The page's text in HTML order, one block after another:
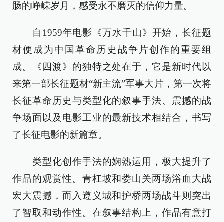
肠的峥嵘岁月，感受永不磨灭的信仰力量。
自1959年电影《万水千山》开始，长征题
材便成为中国革命历史战争片创作的重要组
成。《四渡》的独特之处在于，它是新时代以
来第一部长征题材“新主流”军事大片，第一次将
长征革命历史与类型化的叙事手法、震撼的战
争场面以及电影工业的最新技术相结合，书写
了长征电影的新篇章。
类型化创作手法的娴熟运用，极大提升了
作品的观赏性。青杠坡和娄山关两场浴血大战
宏大震撼，而入遵义城和护桥两场战斗则突出
了智取和动作性。在叙事结构上，作品有意打